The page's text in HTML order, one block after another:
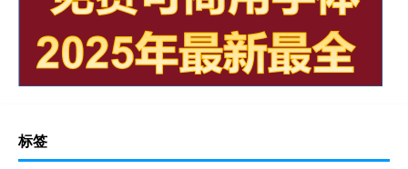
标签